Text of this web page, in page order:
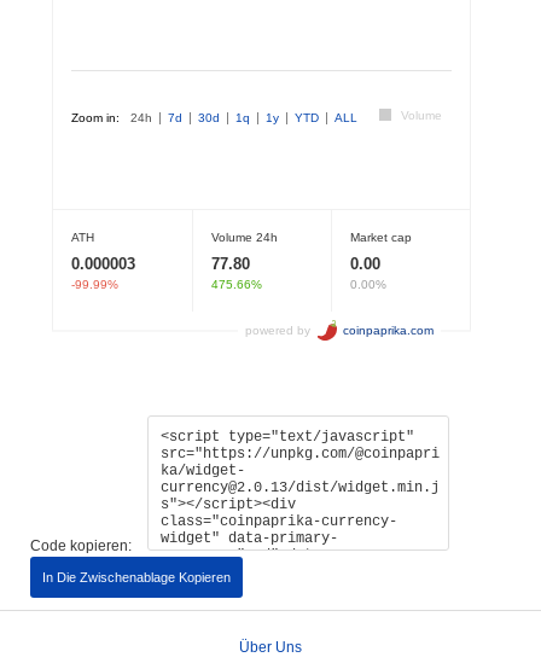
Code kopieren:
In Die Zwischenablage Kopieren
Über Uns